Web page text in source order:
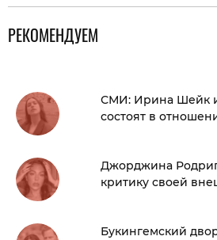
РЕКОМЕНДУЕМ
СМИ: Ирина Шейк
состоят в
Джорджина
критику своей
Букингемский